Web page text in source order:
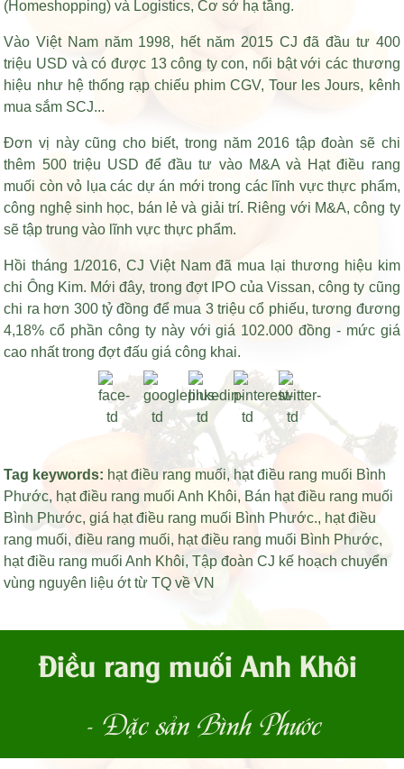
(Homeshopping) và Logistics, Cơ sở hạ tầng.
Vào Việt Nam năm 1998, hết năm 2015 CJ đã đầu tư 400
triệu USD và có được 13 công ty con, nổi bật với các thương
hiệu như hệ thống rạp chiếu phim CGV, Tour les Jours, kênh
mua sắm SCJ...
Đơn vị này cũng cho biết, trong năm 2016 tập đoàn sẽ chi
thêm 500 triệu USD để đầu tư vào M&A và Hạt điều rang
muối còn vỏ lụa các dự án mới trong các lĩnh vực thực phẩm,
công nghệ sinh học, bán lẻ và giải trí. Riêng với M&A, công ty
sẽ tập trung vào lĩnh vực thực phẩm.
Hồi tháng 1/2016, CJ Việt Nam đã mua lại thương hiệu kim
chi Ông Kim. Mới đây, trong đợt IPO của Vissan, công ty cũng
chi ra hơn 300 tỷ đồng để mua 3 triệu cổ phiếu, tương đương
4,18% cổ phần công ty này với giá 102.000 đồng - mức giá
cao nhất trong đợt đấu giá công khai.
Tag keywords: hạt điều rang muối, hạt điều rang muối Bình
Phước, hạt điều rang muối Anh Khôi, Bán hạt điều rang muối
Bình Phước,giá hạt điều rang muối Bình Phước., hạt điều
rang muối,điều rang muối, hạt điều rang muối Bình Phước,
hạt điều rang muối Anh Khôi,Tập đoàn CJ kế hoạch chuyển
vùng nguyên liệu ớt từ TQ về VN
Điều rang muối Anh Khôi
- Đặc sản Bình Phước